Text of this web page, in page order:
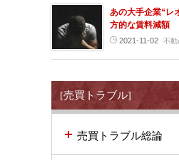
あの大手企業“レ
方的な賃料減額
2021-11-02 不動
[売買トラブル]
売買トラブル総論